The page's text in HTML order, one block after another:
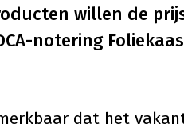
willen de
notering
dat het